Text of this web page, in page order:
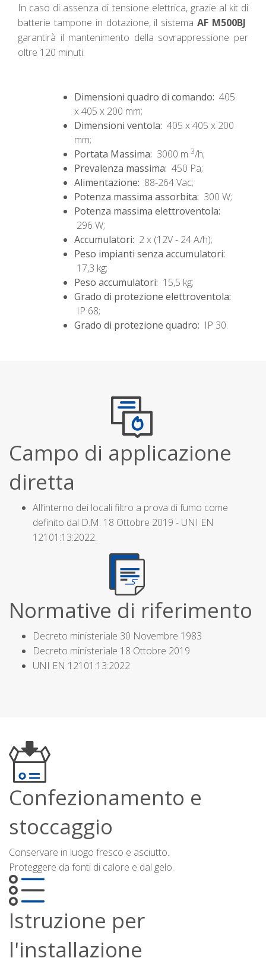
In caso di assenza di tensione elettrica, grazie al kit di
batterie tampone in dotazione, il sistemaAF M500BJ
garantirà il mantenimento della sovrappressione per
oltre 120 minuti.
Dimensioni quadro di comando: 405
x 405 x 200 mm;
Dimensioni ventola: 405 x 405 x 200
mm;
Portata Massima: 3000 m 3/h;
Prevalenza massima: 450 Pa;
Alimentazione: 88-264 Vac;
Potenza massima assorbita: 300 W;
Potenza massima elettroventola:
296 W;
Accumulatori: 2 x (12V - 24 A/h);
Peso impianti senza accumulatori:
17,3 kg;
Peso accumulatori: 15,5 kg;
Grado di protezione elettroventola:
IP 68;
Grado di protezione quadro: IP 30.
Campo di applicazione
diretta
All’interno dei locali filtro a prova di fumo come
definito dal D.M. 18 Ottobre 2019 - UNI EN
12101:13:2022.
Normative di riferimento
Decreto ministeriale 30 Novembre 1983
Decreto ministeriale 18 Ottobre 2019
UNI EN 12101:13:2022
Confezionamento e
stoccaggio
Conservare in luogo fresco e asciutto.
Proteggere da fonti di calore e dal gelo.
Istruzione per
l'installazione